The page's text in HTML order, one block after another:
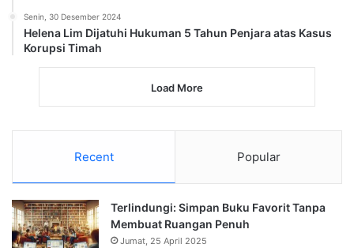
Senin, 30 Desember 2024
Helena Lim Dijatuhi Hukuman 5 Tahun Penjara atas Kasus
Korupsi Timah
Load More
Recent Popular
Terlindungi: Simpan Buku Favorit Tanpa
Membuat Ruangan Penuh
Jumat, 25 April 2025